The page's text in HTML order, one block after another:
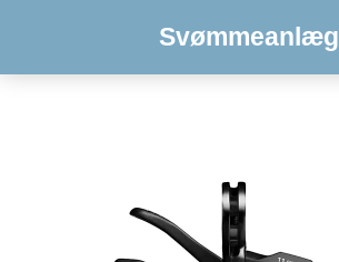
Svømmeanlæg